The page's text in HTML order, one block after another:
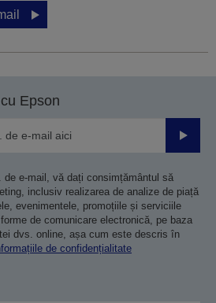
Epson
de e-mail, vă dați consimțământul să
inclusiv realizarea de analize de piață
evenimentele, promoțiile și serviciile
de comunicare electronică, pe baza
dvs. online, așa cum este descris în
de confidențialitate